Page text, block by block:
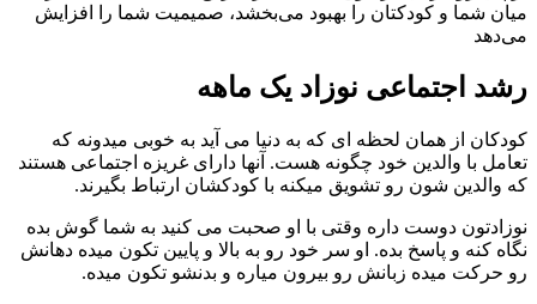
شما و کودکتان را بهبود می‌بخشد، صمیمیت شما را افزایش
اجتماعی نوزاد یک ماهه
از همان لحظه ای که به دنیا می آید به خوبی میدونه که
با والدین خود چگونه هست. آنها دارای غریزه اجتماعی هستند
والدین شون رو تشویق میکنه با کودکشان ارتباط بگیرند.
دوست داره وقتی با او صحبت می کنید به شما گوش بده
کنه و پاسخ بده. او سر خود رو به بالا و پایین تکون میده دهانش
حرکت میده زبانش رو بیرون میاره و بدنشو تکون میده.